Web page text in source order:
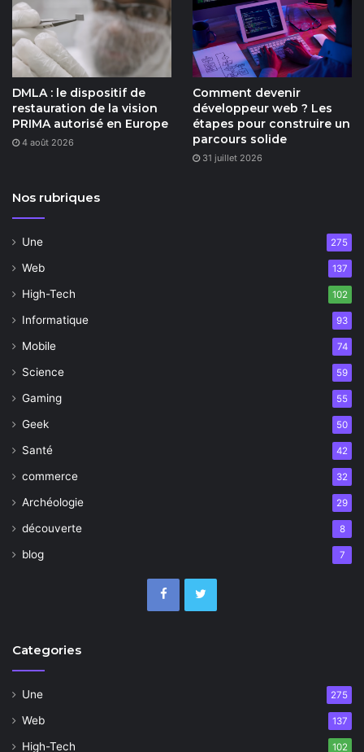
DMLA : le dispositif de
restauration de la vision
PRIMA autorisé en Europe
4 août 2026
Comment devenir
développeur web ? Les
étapes pour construire un
parcours solide
31 juillet 2026
Nos rubriques
Une 275
Web 137
High-Tech 102
Informatique 93
Mobile 74
Science 59
Gaming 55
Geek 50
Santé 42
commerce 32
Archéologie 29
découverte 8
blog 7
Categories
Une 275
Web 137
High-Tech 102